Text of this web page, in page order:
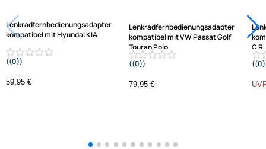
Jetzt auf Rechnung kaufen
Varianten: Lenkradfernbedienungsadapter